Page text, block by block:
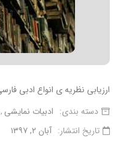
ارزیابی نظریه ی انواع ادبی
دسته بندی: ادبیات نمایشی
تاریخ انتشار: آبان ۲, ۱۳۹۷